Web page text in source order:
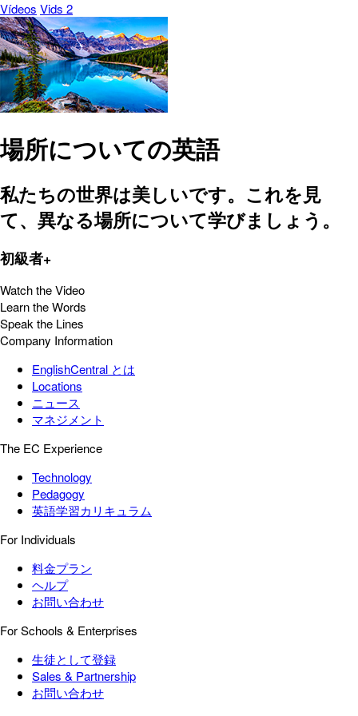
Vídeos Vids 2
場所についての英語
私たちの世界は美しいです。これを見
て、異なる場所について学びましょう。
初級者+
Watch the Video
Learn the Words
Speak the Lines
Company Information
EnglishCentral とは
Locations
ニュース
マネジメント
The EC Experience
Technology
Pedagogy
英語学習カリキュラム
For Individuals
料金プラン
ヘルプ
お問い合わせ
For Schools & Enterprises
生徒として登録
Sales & Partnership
お問い合わせ